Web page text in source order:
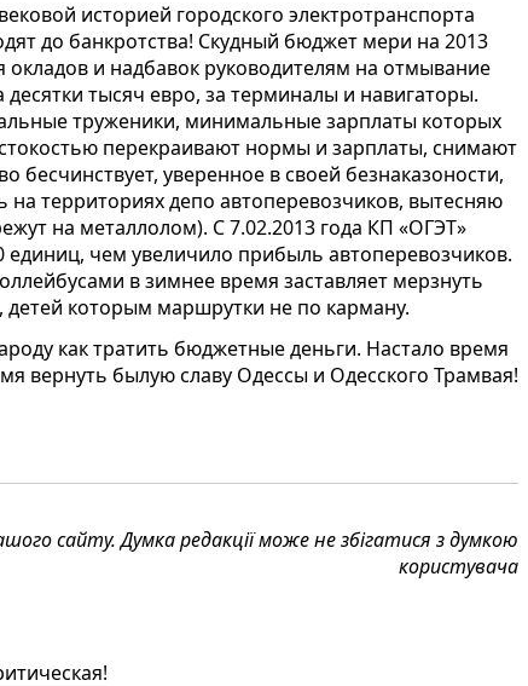
историей городского электротранспорта
до банкротства! Скудный бюджет мери на 2013
и надбавок руководителям на отмывание
тысяч евро, за терминалы и навигаторы.
труженики, минимальные зарплаты которых
перекраивают нормы и зарплаты, снимают
бесчинствует, уверенное в своей безнаказоности,
на территориях депо автоперевозчиков, вытесняю
на металлолом). С 7.02.2013 года КП «ОГЭТ»
чем увеличило прибыль автоперевозчиков.
в зимнее время заставляет мерзнуть
детей которым маршрутки не по карману.
как тратить бюджетные деньги. Настало время
вернуть былую славу Одессы и Одесского Трамвая!
сайту. Думка редакції може не збігатися з думкою
користувача